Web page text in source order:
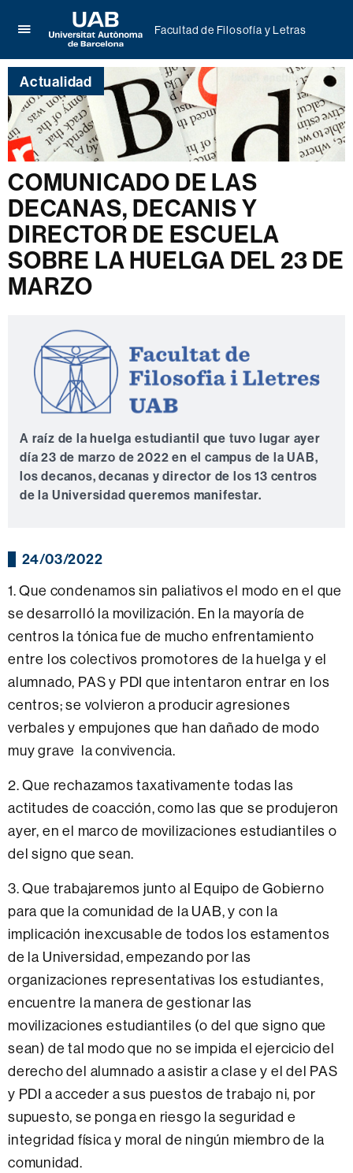
aquí
para
desplegar
el
menú
de
Facultad
de
Filosofía
y
Letras
Universitat
Autònoma
de
Barcelona
Facultad de Filosofía y Letras
Actualidad
COMUNICADO DE LAS
DECANAS, DECANIS Y
DIRECTOR DE ESCUELA
SOBRE LA HUELGA DEL 23 DE
MARZO
A raíz de la huelga estudiantil que tuvo lugar ayer
día 23 de marzo de 2022 en el campus de la UAB,
los decanos, decanas y director de los 13 centros
de la Universidad queremos manifestar.
24/03/2022
1. Que condenamos sin paliativos el modo en el que
se desarrolló la movilización. En la mayoría de
centros la tónica fue de mucho enfrentamiento
entre los colectivos promotores de la huelga y el
alumnado, PAS y PDI que intentaron entrar en los
centros; se volvieron a producir agresiones
verbales y empujones que han dañado de modo
muy grave la convivencia.
2. Que rechazamos taxativamente todas las
actitudes de coacción, como las que se produjeron
ayer, en el marco de movilizaciones estudiantiles o
del signo que sean.
3. Que trabajaremos junto al Equipo de Gobierno
para que la comunidad de la UAB, y con la
implicación inexcusable de todos los estamentos
de la Universidad, empezando por las
organizaciones representativas los estudiantes,
encuentre la manera de gestionar las
movilizaciones estudiantiles (o del que signo que
sean) de tal modo que no se impida el ejercicio del
derecho del alumnado a asistir a clase y el del PAS
y PDI a acceder a sus puestos de trabajo ni, por
supuesto, se ponga en riesgo la seguridad e
integridad física y moral de ningún miembro de la
comunidad.